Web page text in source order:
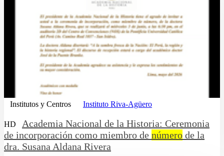
Institutos y Centros Instituto Riva-Agüero
HD
Academia Nacional de la Historia: Ceremonia
de incorporación como miembro de número de la
dra. Susana Aldana Rivera